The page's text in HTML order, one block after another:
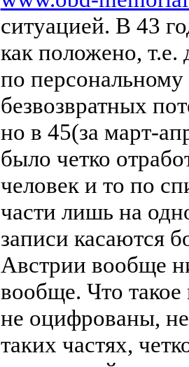
ситуацией. В 43
как положено, т.е.
по
безвозвратных
но в 45(за март-
было четко
человек и то по
части лишь на
записи касаются
Австрии вообще
вообще. Что такое
не оцифрованы,
таких частях,